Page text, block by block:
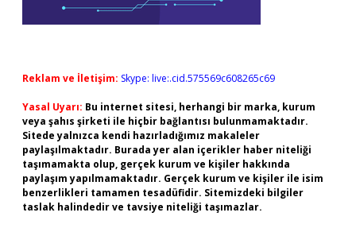
Reklam ve İletişim: Skype: live:.cid.575569c608265c69
Yasal Uyarı: Bu internet sitesi, herhangi bir marka, kurum
veya şahıs şirketi ile hiçbir bağlantısı bulunmamaktadır.
Sitede yalnızca kendi hazırladığımız makaleler
paylaşılmaktadır. Burada yer alan içerikler haber niteliği
taşımamakta olup, gerçek kurum ve kişiler hakkında
paylaşım yapılmamaktadır. Gerçek kurum ve kişiler ile isim
benzerlikleri tamamen tesadüfidir. Sitemizdeki bilgiler
taslak halindedir ve tavsiye niteliği taşımazlar.